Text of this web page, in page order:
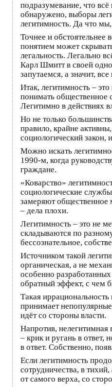
подразумевание, что
обнаружено, выборы
легитимность. Да что мы,
Точнее и обстоятельнее
понятием может
легальность. Легально
Карл Шмитт в своей
запутаемся, а значит,
Итак, легитимность –
понимать общественное
Легитимно в действиях
Но не только
правило, крайне
социологический закон,
Можно искать
1990-м, когда
граждане.
«Коварство»
социологические
замеряют общественное
– дела плохи.
Легитимность – это не
складываются по
бессознательное,
Источником такой
органическая, а не
особенно
обратный эффект, с чем
Такая
принимает
идёт со стороны власти.
Напротив,
– крик и ругань в ответ,
в ответ. Собственно,
Если легитимность
сотрудничества, в
от самого верха, со